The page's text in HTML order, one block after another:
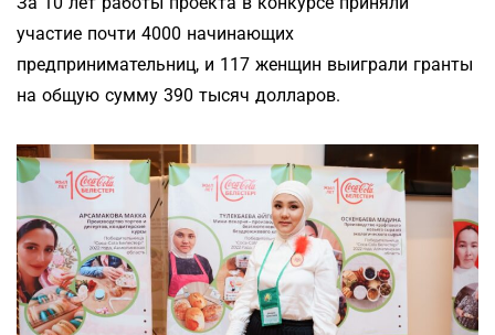
участие почти 4000 начинающих
предпринимательниц, и 117 женщин выиграли гранты
на общую сумму 390 тысяч долларов.